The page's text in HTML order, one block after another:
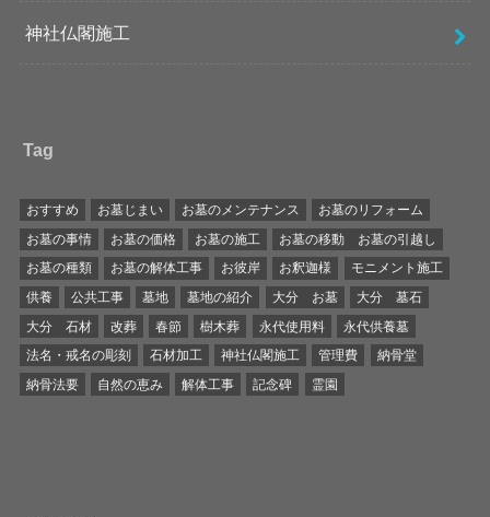
神社仏閣施工
Tag
おすすめ お墓じまい お墓のメンテナンス
お墓のリフォーム
お墓の事情
お墓の価格 お墓の施工
お墓の移動 お墓の引越し
お墓の種類
お墓の解体工事 お彼岸 お釈迦様
モニメント施工
供養
公共工事 墓地 墓地の紹介 大分 お墓
大分 墓石
大分 石材
改葬 春節 樹木葬 永代使用料
永代供養墓
法名・戒名の彫刻
石材加工 神社仏閣施工 管理費
納骨堂
納骨法要
自然の恵み 解体工事 記念碑 霊園